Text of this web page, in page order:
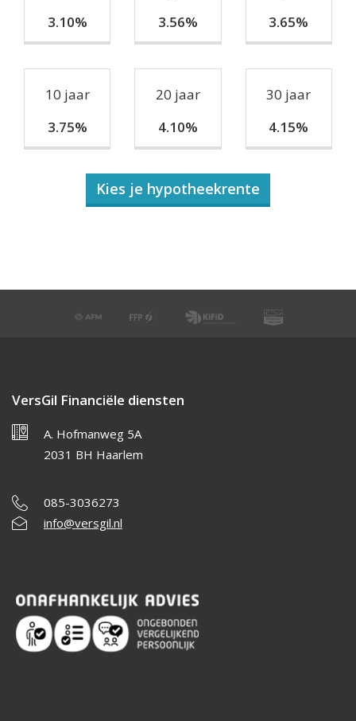
3.10%
3.56%
3.65%
10 jaar
3.75%
20 jaar
4.10%
30 jaar
4.15%
Kies je hypotheekrente
VersGil Financiële diensten
A. Hofmanweg 5A
2031 BH Haarlem
085-3036273
info@versgil.nl